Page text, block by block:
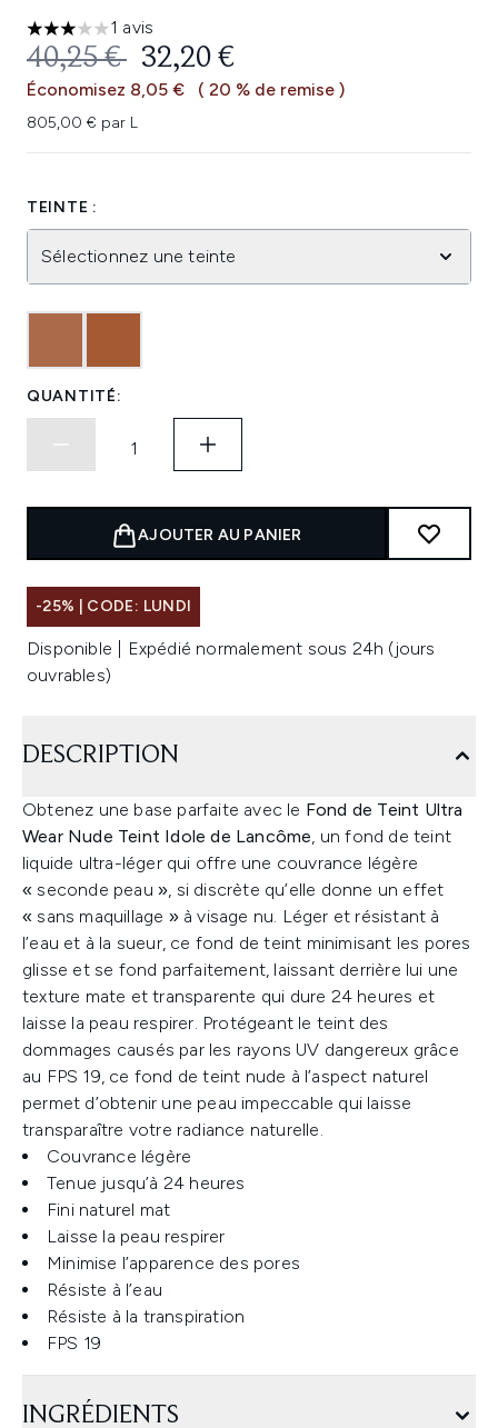
3 étoiles sur un maximum de 5
1 avis
PRIX DE VENTE :
40,25 € PRIX ​​ACTUEL :
32,20 €
Économisez 8,05 € ( 20 % de remise )
805,00 € par L
TEINTE :
Sélectionnez une teinte
QUANTITÉ:
AJOUTER AU PANIER
-25% | CODE: LUNDI
Disponible | Expédié normalement sous 24h (jours
ouvrables)
DESCRIPTION
Obtenez une base parfaite avec le Fond de Teint Ultra
Wear Nude Teint Idole de Lancôme, un fond de teint
liquide ultra-léger qui offre une couvrance légère
« seconde peau », si discrète qu’elle donne un effet
« sans maquillage » à visage nu. Léger et résistant à
l’eau et à la sueur, ce fond de teint minimisant les pores
glisse et se fond parfaitement, laissant derrière lui une
texture mate et transparente qui dure 24 heures et
laisse la peau respirer. Protégeant le teint des
dommages causés par les rayons UV dangereux grâce
au FPS 19, ce fond de teint nude à l’aspect naturel
permet d’obtenir une peau impeccable qui laisse
transparaître votre radiance naturelle.
Couvrance légère
Tenue jusqu’à 24 heures
Fini naturel mat
Laisse la peau respirer
Minimise l’apparence des pores
Résiste à l’eau
Résiste à la transpiration
FPS 19
INGRÉDIENTS